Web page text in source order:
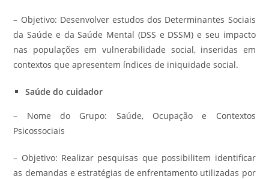
– Objetivo: Desenvolver estudos dos Determinantes Sociais
da Saúde e da Saúde Mental (DSS e DSSM) e seu impacto
nas populações em vulnerabilidade social, inseridas em
contextos que apresentem índices de iniquidade social.
Saúde do cuidador
– Nome do Grupo: Saúde, Ocupação e Contextos
Psicossociais
– Objetivo: Realizar pesquisas que possibilitem identificar
as demandas e estratégias de enfrentamento utilizadas por